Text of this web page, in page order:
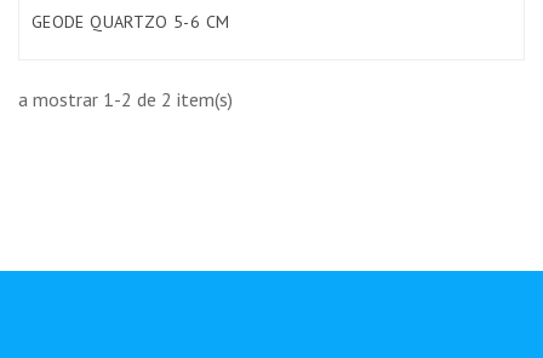
GEODE QUARTZO 5-6 CM
a mostrar 1-2 de 2 item(s)